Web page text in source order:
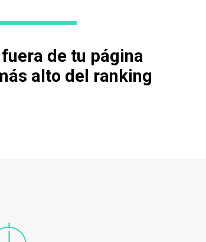
de tu página
alto del ranking